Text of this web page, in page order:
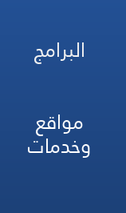
البرامج
مواقع
وخدمات